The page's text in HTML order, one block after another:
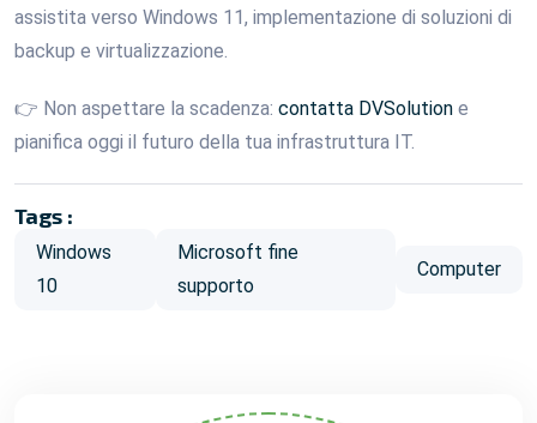
assistita verso Windows 11, implementazione di soluzioni di
backup e virtualizzazione.
👉 Non aspettare la scadenza: contatta DVSolution e
pianifica oggi il futuro della tua infrastruttura IT.
Tags :
Windows
10
Microsoft fine
supporto
Computer